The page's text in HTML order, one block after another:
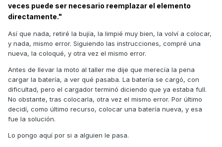
veces puede ser necesario reemplazar el elemento
directamente."
Así que nada, retiré la bujía, la limpié muy bien, la volví a colocar,
y nada, mismo error. Siguiendo las instrucciones, compré una
nueva, la coloqué, y otra vez el mismo error.
Antes de llevar la moto al taller me dije que merecía la pena
cargar la batería, a ver qué pasaba. La batería se cargó, con
dificultad, pero el cargador terminó diciendo que ya estaba full.
No obstante, tras colocarla, otra vez el mismo error. Por último
decidí, como último recurso, colocar una batería nueva, y esa
fue la solución.
Lo pongo aquí por si a alguien le pasa.